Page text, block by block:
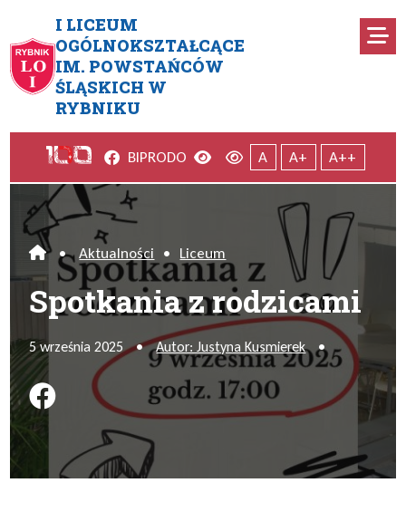
I LICEUM
OGÓLNOKSZTAŁCĄCE
IM. POWSTAŃCÓW
ŚLĄSKICH W
RYBNIKU
Spotkania z rodzicami
Facebook
BIPRODO Wersja kontrastowa
Wersja domyślna
A A+ A++
Home
• Aktualności • Liceum
Spotkania z rodzicami
5 września 2025 • Autor: Justyna Kusmierek •
Podziel się na FB